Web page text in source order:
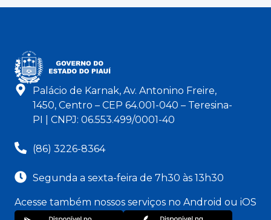
Palácio de Karnak, Av. Antonino Freire,
1450, Centro – CEP 64.001-040 – Teresina-
PI | CNPJ: 06.553.499/0001-40
(86) 3226-8364
Segunda a sexta-feira de 7h30 às 13h30
Acesse também nossos serviços no Android ou iOS